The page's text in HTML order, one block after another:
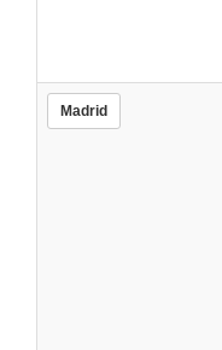
Madrid